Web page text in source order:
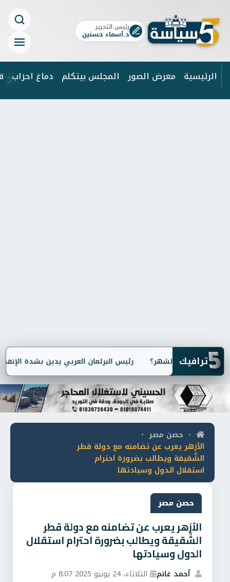
رئيس التحرير
د.أسماء حسنين
الرئيسية معرض الصور المجلس بيتكلم دماغ احزاب
5ترافيك رئيس البرلمان العربي يدين بشدة الإنفجار
• حصن مصر •
الأزهر يعرب عن تضامنه مع دولة قطر
الشَّقيقة ويطالب بضرورة احترام
استقلال الدول وسيادتها
حصن مصر
الأزهر يعرب عن تضامنه مع دولة قطر
الشَّقيقة ويطالب بضرورة احترام استقلال
الدول وسيادتها
أحمد غانم الثلاثاء، 24 يونيو 2025 8:07 م